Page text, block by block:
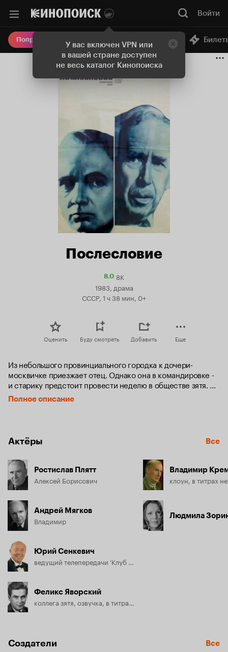
У вас включен VPN или
в вашей стране доступен
не весь каталог Кинопоиска
Войти
Попробовать Плюс Онлайн-кинотеатр
Послесловие
8.0Рейтинг
Кинопоиска
8.0
8K
1983, драма
СССР, 1 ч 38 мин, 0+
Оценить Буду смотреть Добавить Еще
Из небольшого провинциального городка к дочери-
москвичке приезжает отец. Однако она в командировке -
и старику предстоит провести неделю в обществе зятя.
Встречаются две личности, хоть и связанные семейными
узами, но, по сути, незнакомые друг другу. Стоящие на
Полное описание
Актёры Все
Ростислав Плятт
Алексей Борисович
Андрей Мягков
Владимир
Юрий Сенкевич
ведущий телепередачи 'Клуб кинопутешествий', в титрах не указан
Феликс Яворский
коллега зятя, озвучка, в титрах не указан
Владимир
клоун, в титрах
Людмила
Создатели Все